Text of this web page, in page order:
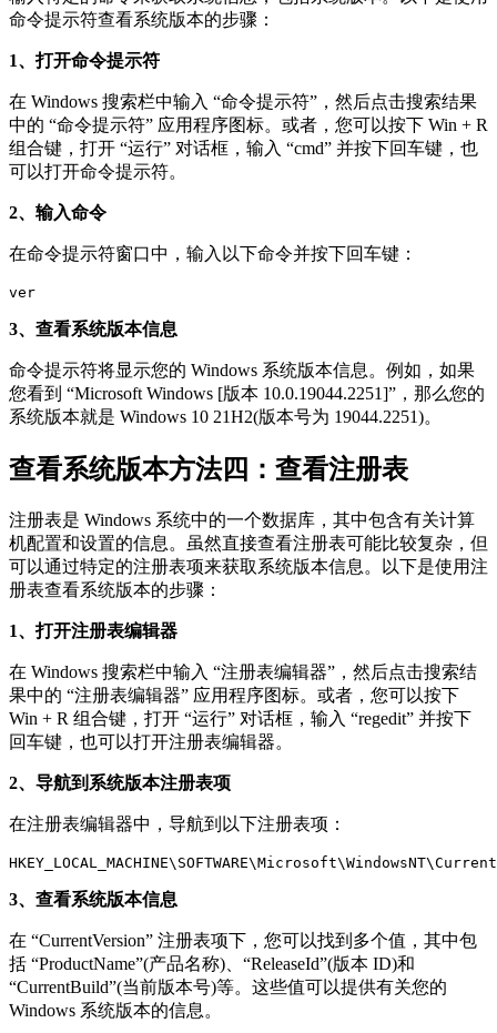
命令提示符查看系统版本的步骤：
1、打开命令提示符
在 Windows 搜索栏中输入 “命令提示符”，然后点击搜索结果
中的 “命令提示符” 应用程序图标。或者，您可以按下 Win + R
组合键，打开 “运行” 对话框，输入 “cmd” 并按下回车键，也
可以打开命令提示符。
2、输入命令
在命令提示符窗口中，输入以下命令并按下回车键：
ver
3、查看系统版本信息
命令提示符将显示您的 Windows 系统版本信息。例如，如果
您看到 “Microsoft Windows [版本 10.0.19044.2251]”，那么您的
系统版本就是 Windows 10 21H2(版本号为 19044.2251)。
查看系统版本方法四：查看注册表
注册表是 Windows 系统中的一个数据库，其中包含有关计算
机配置和设置的信息。虽然直接查看注册表可能比较复杂，但
可以通过特定的注册表项来获取系统版本信息。以下是使用注
册表查看系统版本的步骤：
1、打开注册表编辑器
在 Windows 搜索栏中输入 “注册表编辑器”，然后点击搜索结
果中的 “注册表编辑器” 应用程序图标。或者，您可以按下
Win + R 组合键，打开 “运行” 对话框，输入 “regedit” 并按下
回车键，也可以打开注册表编辑器。
2、导航到系统版本注册表项
在注册表编辑器中，导航到以下注册表项：
3、查看系统版本信息
在 “CurrentVersion” 注册表项下，您可以找到多个值，其中包
括 “ProductName”(产品名称)、“ReleaseId”(版本 ID)和
“CurrentBuild”(当前版本号)等。这些值可以提供有关您的
Windows 系统版本的信息。